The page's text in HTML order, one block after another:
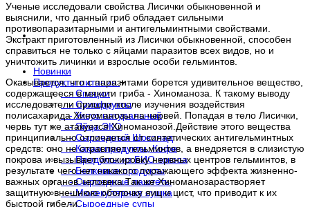
. . .
Новинки
Продукты питания+
- Специи
- Сухофрукты
- Уксус натуральный
- Яйца ЭКО
- Сыроедный Шоколад
- Какао продукты, Кофе
- Продукты из БИО кокоса
- Белковые продукты
- Сыроедные паштеты
- Молекулярная сушка
- Сыроедные супы
Ученые исследовали свойства Лисички обыкновенной и
выяснили, что данный гриб обладает сильными
противопаразитарными и антигельминтными свойствами.
Экстракт приготовленный из Лисички обыкновенной, способен
справиться не только с яйцами паразитов всех видов, но и
уничтожить личинки и взрослые особи гельминтов.
Оказывается, что с паразитами борется удивительное вещество,
содержащееся в мякоти гриба - Хиноманоза. К такому выводу
исследователи пришли после изучения воздействия
полисахарида Хиноманозы на червей. Попадая в тело Лисички,
червь тут же атакуется Хиноманозой.Действие этого вещества
принципиально отличается от синтетических антигельминтных
средств: оно не отравляет гельминтов, а внедряется в слизистую
покрова и вызывает блокировку нервных центров гельминтов, в
результате чего нет никакого поражающего эффекта жизненно-
важных органов человека.Так же Хиноманозарастворяет
защитную внешнюю оболочку яиц и цист, что приводит к их
быстрой гибели.